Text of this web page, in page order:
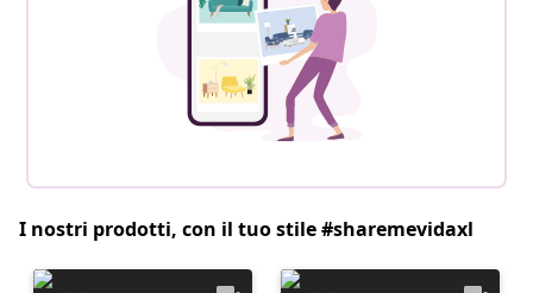
I nostri prodotti, con il tuo stile #sharemevidaxl